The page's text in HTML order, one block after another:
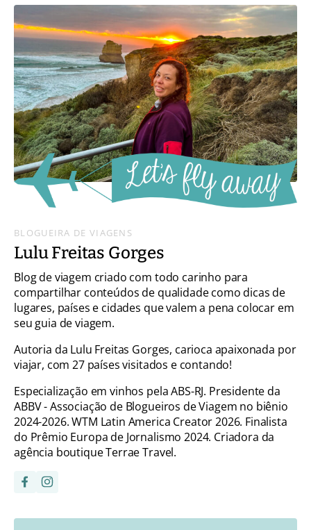
BLOGUEIRA DE VIAGENS
Lulu Freitas Gorges
Blog de viagem criado com todo carinho para
compartilhar conteúdos de qualidade como dicas de
lugares, países e cidades que valem a pena colocar em
seu guia de viagem.
Autoria da Lulu Freitas Gorges, carioca apaixonada por
viajar, com 27 países visitados e contando!
Especialização em vinhos pela ABS-RJ. Presidente da
ABBV - Associação de Blogueiros de Viagem no biênio
2024-2026. WTM Latin America Creator 2026. Finalista
do Prêmio Europa de Jornalismo 2024. Criadora da
agência boutique Terrae Travel.